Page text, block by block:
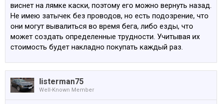
виснет на лямке каски, поэтому его можно вернуть назад.
Не имею затычек без проводов, но есть подозрение, что
они могут вывалиться во время бега, либо езды, что
может создать определенные трудности. Учитывая их
стоимость будет накладно покупать каждый раз.
listerman75
Well-Known Member